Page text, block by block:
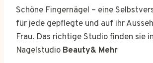
Schöne Fingernägel – eine
für jede gepflegte und auf ihr
Frau. Das richtige Studio finden sie
Nagelstudio Beauty& Mehr